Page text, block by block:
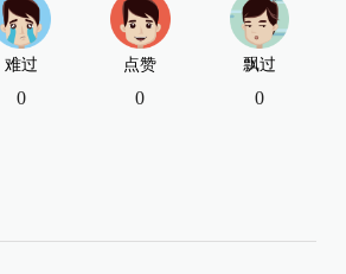
难过
0
点赞
0
飘过
0